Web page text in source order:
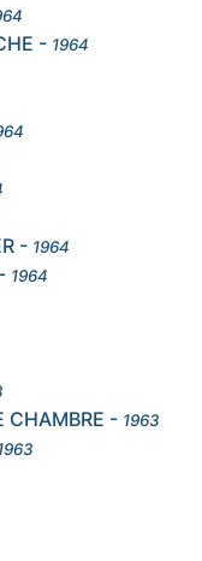
- 1964
- 1964
- 1964
CHAMBRE - 1963